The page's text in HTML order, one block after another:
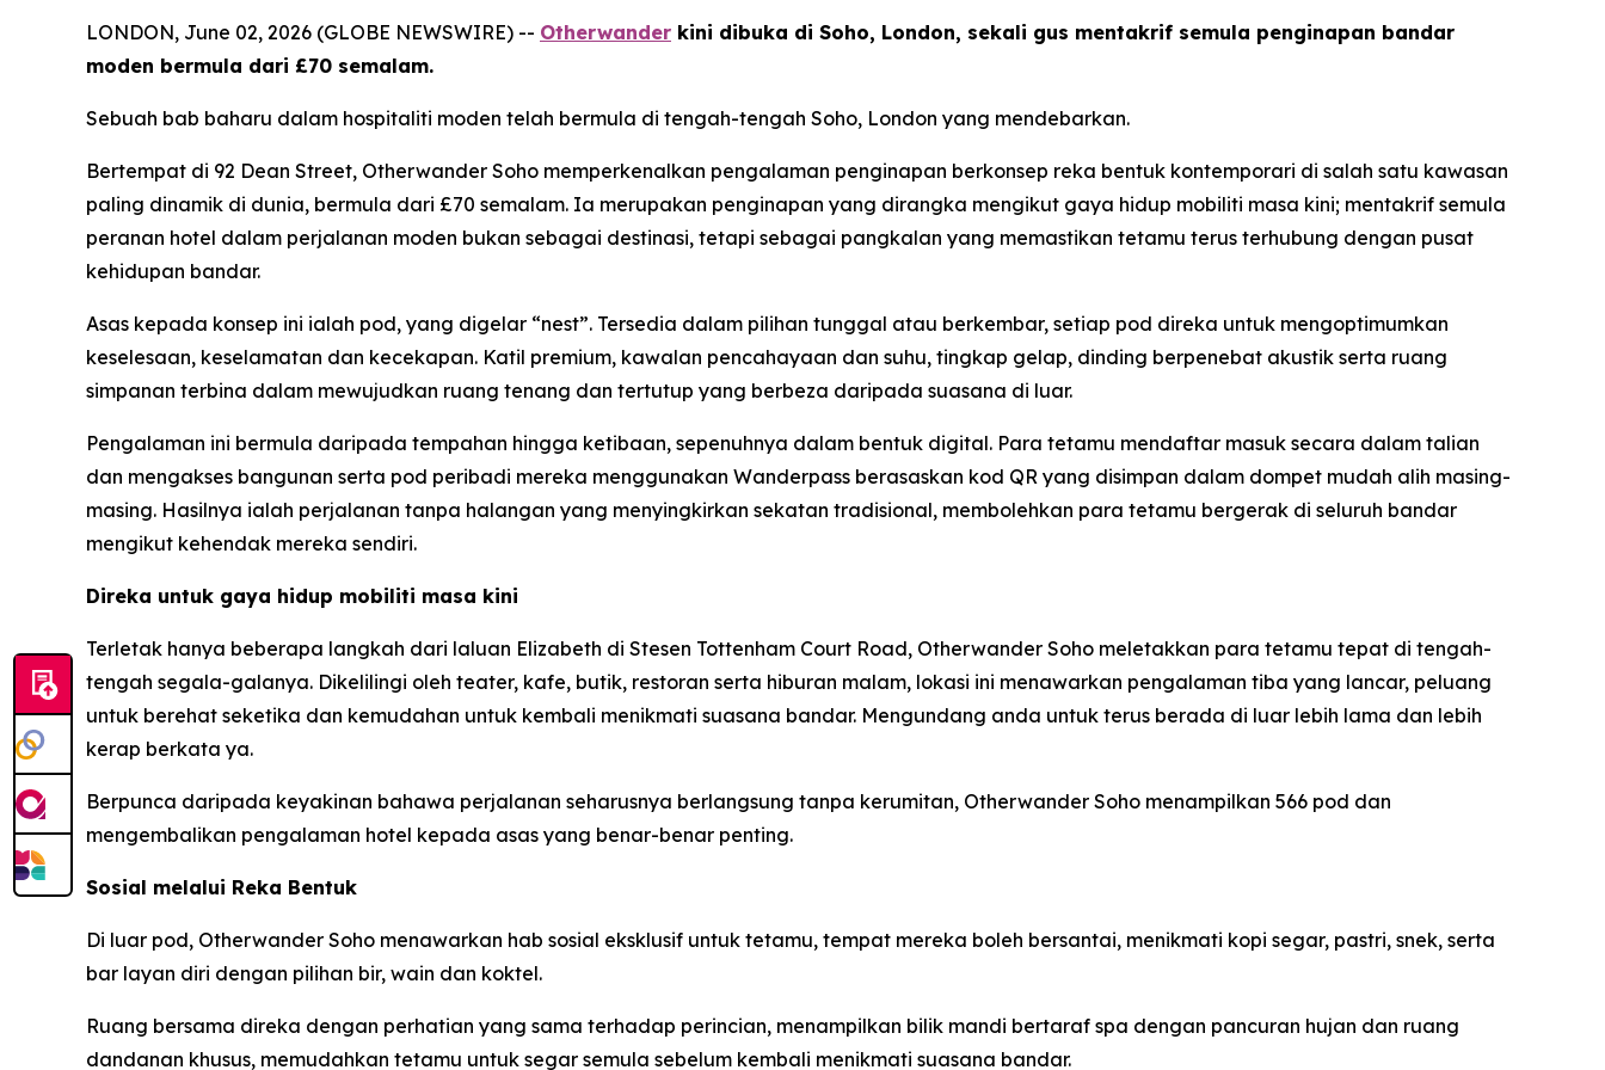
LONDON, June 02, 2026 (GLOBE NEWSWIRE) -- Otherwander kini dibuka di Soho, London, sekali gus mentakrif semula penginapan bandar
moden bermula dari £70 semalam.
Sebuah bab baharu dalam hospitaliti moden telah bermula di tengah-tengah Soho, London yang mendebarkan.
Bertempat di 92 Dean Street, Otherwander Soho memperkenalkan pengalaman penginapan berkonsep reka bentuk kontemporari di salah satu kawasan
paling dinamik di dunia, bermula dari £70 semalam. Ia merupakan penginapan yang dirangka mengikut gaya hidup mobiliti masa kini; mentakrif semula
peranan hotel dalam perjalanan moden bukan sebagai destinasi, tetapi sebagai pangkalan yang memastikan tetamu terus terhubung dengan pusat
kehidupan bandar.
Asas kepada konsep ini ialah pod, yang digelar “nest”. Tersedia dalam pilihan tunggal atau berkembar, setiap pod direka untuk mengoptimumkan
keselesaan, keselamatan dan kecekapan. Katil premium, kawalan pencahayaan dan suhu, tingkap gelap, dinding berpenebat akustik serta ruang
simpanan terbina dalam mewujudkan ruang tenang dan tertutup yang berbeza daripada suasana di luar.
Pengalaman ini bermula daripada tempahan hingga ketibaan, sepenuhnya dalam bentuk digital. Para tetamu mendaftar masuk secara dalam talian
dan mengakses bangunan serta pod peribadi mereka menggunakan Wanderpass berasaskan kod QR yang disimpan dalam dompet mudah alih masing-
masing. Hasilnya ialah perjalanan tanpa halangan yang menyingkirkan sekatan tradisional, membolehkan para tetamu bergerak di seluruh bandar
mengikut kehendak mereka sendiri.
Direka untuk gaya hidup mobiliti masa kini
Terletak hanya beberapa langkah dari laluan Elizabeth di Stesen Tottenham Court Road, Otherwander Soho meletakkan para tetamu tepat di tengah-
tengah segala-galanya. Dikelilingi oleh teater, kafe, butik, restoran serta hiburan malam, lokasi ini menawarkan pengalaman tiba yang lancar, peluang
untuk berehat seketika dan kemudahan untuk kembali menikmati suasana bandar. Mengundang anda untuk terus berada di luar lebih lama dan lebih
kerap berkata ya.
Berpunca daripada keyakinan bahawa perjalanan seharusnya berlangsung tanpa kerumitan, Otherwander Soho menampilkan 566 pod dan
mengembalikan pengalaman hotel kepada asas yang benar-benar penting.
Sosial melalui Reka Bentuk
Di luar pod, Otherwander Soho menawarkan hab sosial eksklusif untuk tetamu, tempat mereka boleh bersantai, menikmati kopi segar, pastri, snek, serta
bar layan diri dengan pilihan bir, wain dan koktel.
Ruang bersama direka dengan perhatian yang sama terhadap perincian, menampilkan bilik mandi bertaraf spa dengan pancuran hujan dan ruang
dandanan khusus, memudahkan tetamu untuk segar semula sebelum kembali menikmati suasana bandar.